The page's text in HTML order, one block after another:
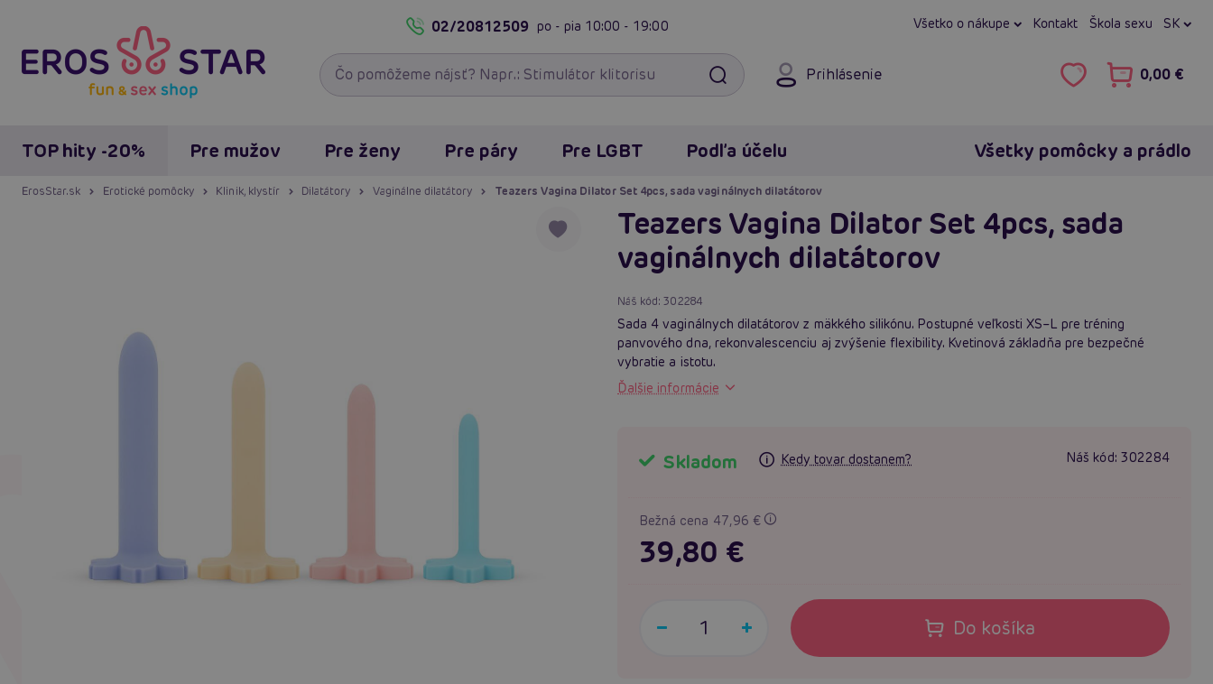
02/20812509 po - pia 10:00 - 19:00 Všetko o nákupe Kontakt Škola sexu SK
Prihlásenie 0,00 €
TOP hity -20% Pre mužov Pre ženy Pre páry Pre LGBT Podľa účelu Všetky pomôcky a prádlo
ErosStar.sk Erotické pomôcky Klinik, klystír Dilatátory Vaginálne dilatátory Teazers Vagina Dilator Set 4pcs, sada vaginálnych dilatátorov
Teazers Vagina Dilator Set 4pcs, sada
vaginálnych dilatátorov
Náš kód:302284
Sada 4 vaginálnych dilatátorov z mäkkého silikónu. Postupné veľkosti XS–L pre tréning
panvového dna, rekonvalescenciu aj zvýšenie flexibility. Kvetinová základňa pre bezpečné
vybratie a istotu.
Ďalšie informácie
Skladom Kedy tovar dostanem? Náš kód: 302284
Bežná cena 47,96 €
39,80 €
Do košíka